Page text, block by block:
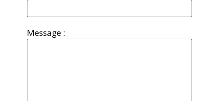
Message :